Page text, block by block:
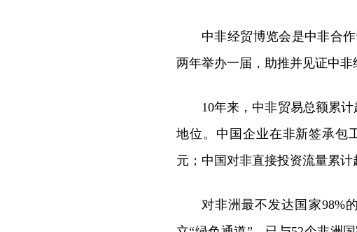
中非经贸博览会是中非合
两年举办一届，助推并见证中
10年来，中非贸易总额累
地位。中国企业在非新签承包
元；中国对非直接投资流量累计
对非洲最不发达国家98%